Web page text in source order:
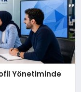
Yönetiminde